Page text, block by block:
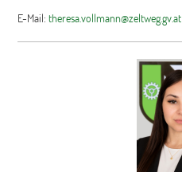
E-Mail:theresa.vollmann@zeltweg.gv.at